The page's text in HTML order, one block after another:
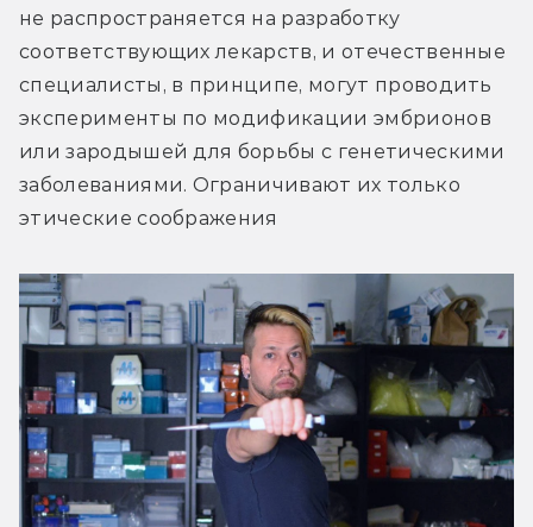
не распространяется на разработку
соответствующих лекарств, и отечественные
специалисты, в принципе, могут проводить
эксперименты по модификации эмбрионов
или зародышей для борьбы с генетическими
заболеваниями. Ограничивают их только
этические соображения